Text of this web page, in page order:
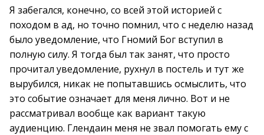
Я забегался, конечно, со всей этой историей с
походом в ад, но точно помнил, что с неделю назад
было уведомление, что Гномий Бог вступил в
полную силу. Я тогда был так занят, что просто
прочитал уведомление, рухнул в постель и тут же
вырубился, никак не попытавшись осмыслить, что
это событие означает для меня лично. Вот и не
рассматривал вообще как вариант такую
аудиенцию. Глендаин меня не звал помогать ему с